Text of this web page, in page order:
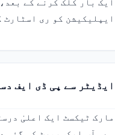
ایپلیکیشن کو ری
ایڈیٹر سے پی ڈی ایف